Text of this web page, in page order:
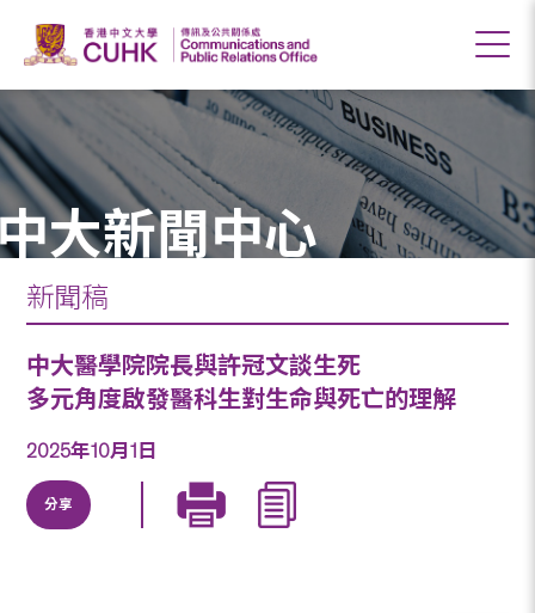
大新聞中心
新聞稿
中大醫學院院長與許冠文談生死
多元角度啟發醫科生對生命與死亡的理解
2025年10月1日
分享